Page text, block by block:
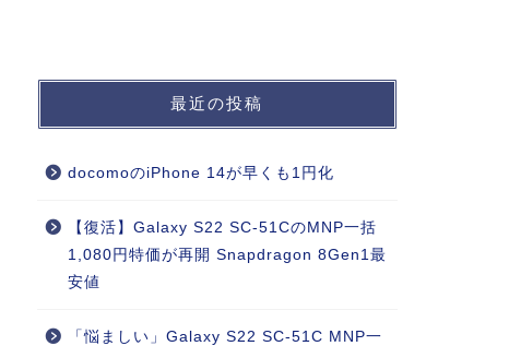
最近の投稿
docomoのiPhone 14が早くも1円化
【復活】Galaxy S22 SC-51CのMNP一括
1,080円特価が再開 Snapdragon 8Gen1最
安値
「悩ましい」Galaxy S22 SC-51C MNP一